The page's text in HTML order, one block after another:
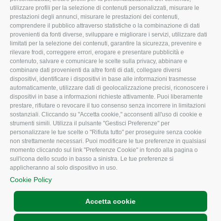
utilizzare profili per la selezione di contenuti personalizzati, misurare le
prestazioni degli annunci, misurare le prestazioni dei contenuti,
comprendere il pubblico attraverso statistiche o la combinazione di dati
provenienti da fonti diverse, sviluppare e migliorare i servizi, utilizzare dati
limitati per la selezione dei contenuti, garantire la sicurezza, prevenire e
rilevare frodi, correggere errori, erogare e presentare pubblicità e
contenuto, salvare e comunicare le scelte sulla privacy, abbinare e
combinare dati provenienti da altre fonti di dati, collegare diversi
dispositivi, identificare i dispositivi in base alle informazioni trasmesse
automaticamente, utilizzare dati di geolocalizzazione precisi, riconoscere i
dispositivi in base a informazioni richieste attivamente. Puoi liberamente
prestare, rifiutare o revocare il tuo consenso senza incorrere in limitazioni
sostanziali. Cliccando su "Accetta cookie," acconsenti all'uso di cookie e
strumenti simili. Utilizza il pulsante "Gestisci Preferenze" per
personalizzare le tue scelte o "Rifiuta tutto" per proseguire senza cookie
non strettamente necessari. Puoi modificare le tue preferenze in qualsiasi
momento cliccando sul link "Preferenze Cookie" in fondo alla pagina o
sull'icona dello scudo in basso a sinistra. Le tue preferenze si
applicheranno al solo dispositivo in uso.
Cookie Policy
Accetta cookie
I Nostri Servizi
Uffici della Sede
provinciale
Le Sedi di Zona
Agricoltori S.r.l.
Whistleblowing
Confagricoltura Rovigo e
Agricoltori srl
Ambiente
Associazione
CONFAGRICOLTURA
ATTIVA
Notizie in evidenza
Eventi
Comunicati Stampa
Video
Iscrizione Newsletter
Newsletter